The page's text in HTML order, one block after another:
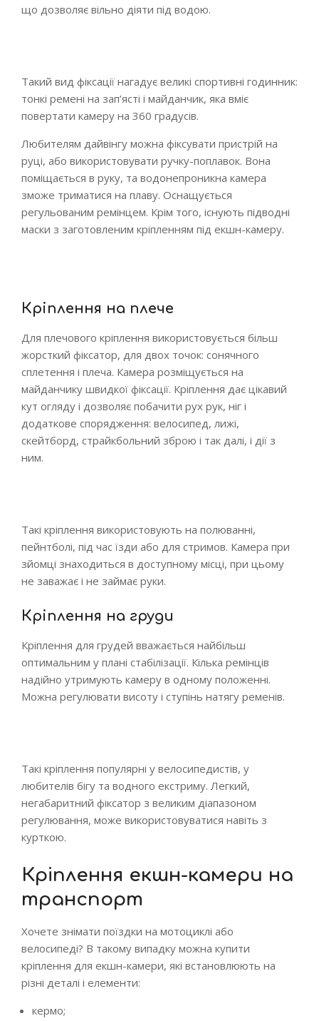
що дозволяє вільно діяти під водою.
Такий вид фіксації нагадує великі спортивні годинник:
тонкі ремені на зап’ясті і майданчик, яка вміє
повертати камеру на 360 градусів.
Любителям дайвінгу можна фіксувати пристрій на
руці, або використовувати ручку-поплавок. Вона
поміщається в руку, та водонепроникна камера
зможе триматися на плаву. Оснащується
регульованим ремінцем. Крім того, існують підводні
маски з заготовленим кріпленням під екшн-камеру.
Кріплення на плече
Для плечового кріплення використовується більш
жорсткий фіксатор, для двох точок: сонячного
сплетення і плеча. Камера розміщується на
майданчику швидкої фіксації. Кріплення дає цікавий
кут огляду і дозволяє побачити рух рук, ніг і
додаткове спорядження: велосипед, лижі,
скейтборд, страйкбольний зброю і так далі, і дії з
ним.
Такі кріплення використовують на полюванні,
пейнтболі, під час їзди або для стримов. Камера при
зйомці знаходиться в доступному місці, при цьому
не заважає і не займає руки.
Кріплення на груди
Кріплення для грудей вважається найбільш
оптимальним у плані стабілізації. Кілька ремінців
надійно утримують камеру в одному положенні.
Можна регулювати висоту і ступінь натягу ременів.
Такі кріплення популярні у велосипедистів, у
любителів бігу та водного екстриму. Легкий,
негабаритний фіксатор з великим діапазоном
регулювання, може використовуватися навіть з
курткою.
Кріплення екшн-камери на
транспорт
Хочете знімати поїздки на мотоциклі або
велосипеді? В такому випадку можна купити
кріплення для екшн-камери, які встановлюють на
різні деталі і елементи:
кермо;